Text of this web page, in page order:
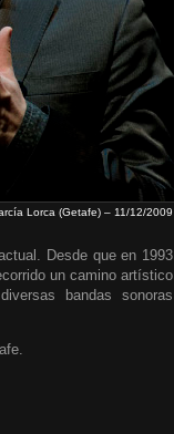
Lorca (Getafe) – 11/12/2009
Desde que en 1993
un camino artístico
bandas sonoras